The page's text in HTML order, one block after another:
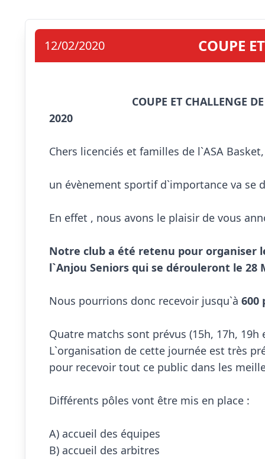
12/02/2020 COUPE
COUPE ET CHALLENGE
2020
Chers licenciés et familles de l`ASA Basket,
un évènement sportif d`importance va se
En effet , nous avons le plaisir de vous
Notre club a été retenu pour organiser
l`Anjou Seniors qui se dérouleront le 28
Nous pourrions donc recevoir jusqu`à 600
Quatre matchs sont prévus (15h, 17h,
L`organisation de cette journée est très
pour recevoir tout ce public dans les
Différents pôles vont être mis en place :
A) accueil des équipes
B) accueil des arbitres